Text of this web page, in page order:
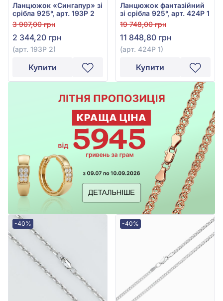
Ланцюжок «Сингапур» зі
срібла 925°, арт. 193Р 2
3 907,00 грн
2 344,20 грн
(арт. 193Р 2)
Купити
Ланцюжок фантазійний
зі срібла 925°, арт. 424Р 1
19 748,00 грн
11 848,80 грн
(арт. 424Р 1)
Купити
-40% -40%